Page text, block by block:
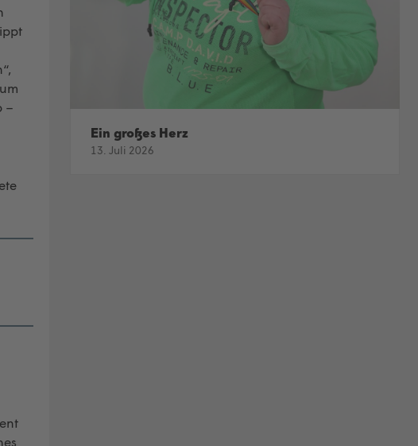
–
Ein großes Herz
13. Juli 2026